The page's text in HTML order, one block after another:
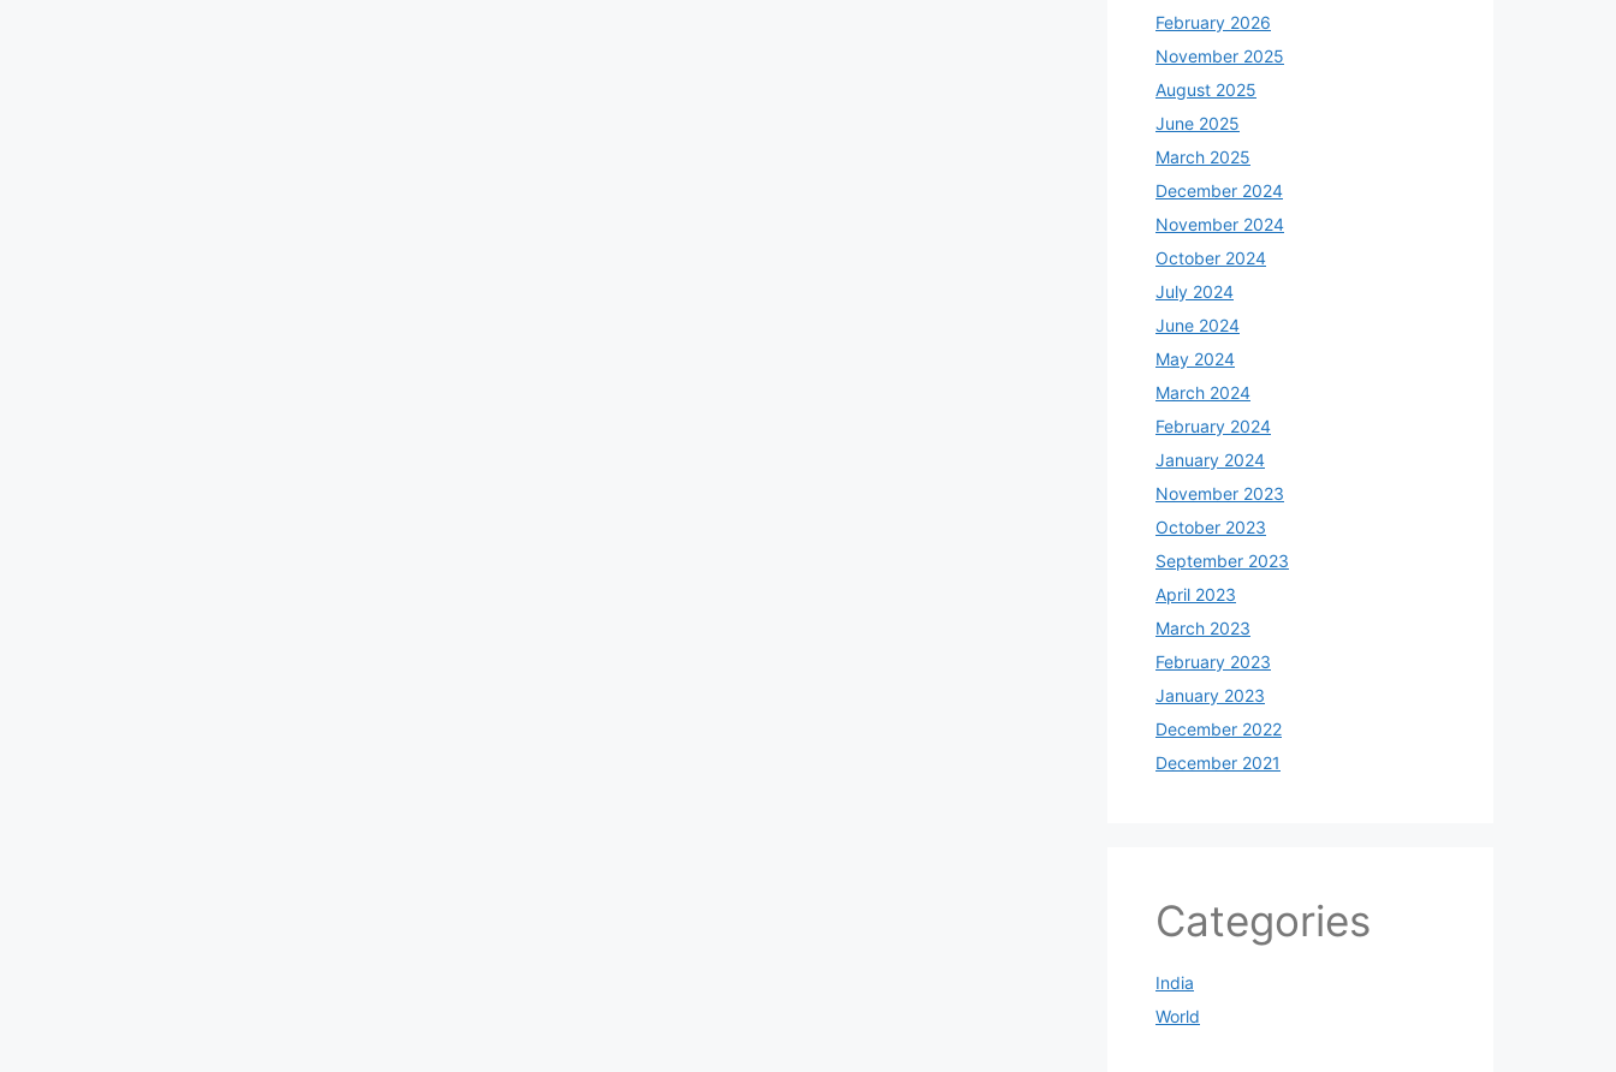
February 2026
November 2025
August 2025
June 2025
March 2025
December 2024
November 2024
October 2024
July 2024
June 2024
May 2024
March 2024
February 2024
January 2024
November 2023
October 2023
September 2023
April 2023
March 2023
February 2023
January 2023
December 2022
December 2021
Categories
India
World